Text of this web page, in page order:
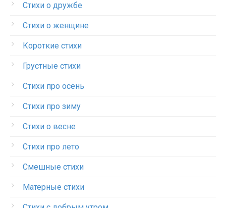
Стихи о дружбе
Стихи о женщине
Короткие стихи
Грустные стихи
Стихи про осень
Стихи про зиму
Стихи о весне
Стихи про лето
Смешные стихи
Матерные стихи